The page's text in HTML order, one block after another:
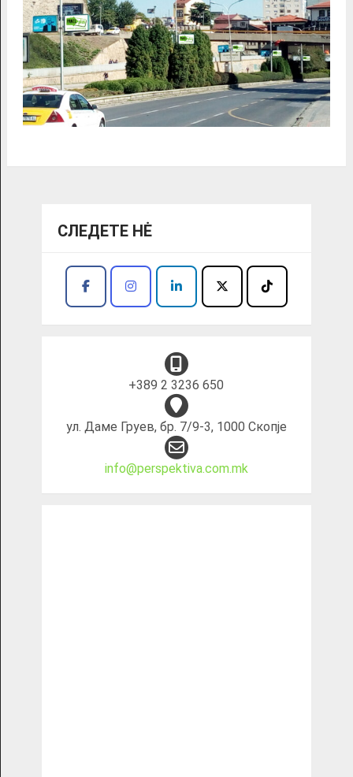
СЛЕДЕТЕ НĖ
+389 2 3236 650
ул. Даме Груев, бр. 7/9-3, 1000 Скопје
info@perspektiva.com.mk